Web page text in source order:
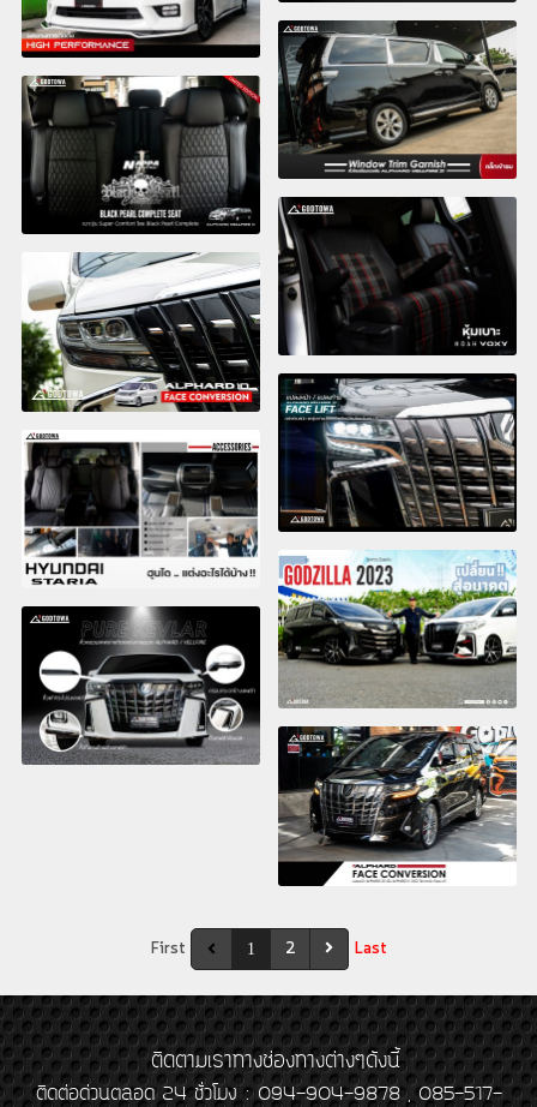
First 1 2 Last
ติดตามเราทางช่องทางต่างๆดังนี้
ติดต่อด่วนตลอด 24 ชั่วโมง : 094-904-9878 , 085-517-